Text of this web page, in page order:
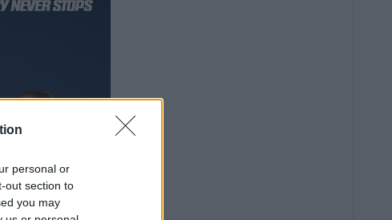
personal or
out section to
you may